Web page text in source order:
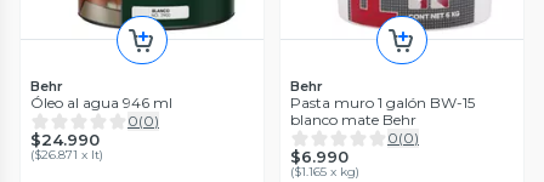
Behr
Óleo al agua 946 ml
0(0)
$24.990
($26.871 x lt)
Behr
Pasta muro 1 galón BW-15
blanco mate Behr
0(0)
$6.990
($1.165 x kg)